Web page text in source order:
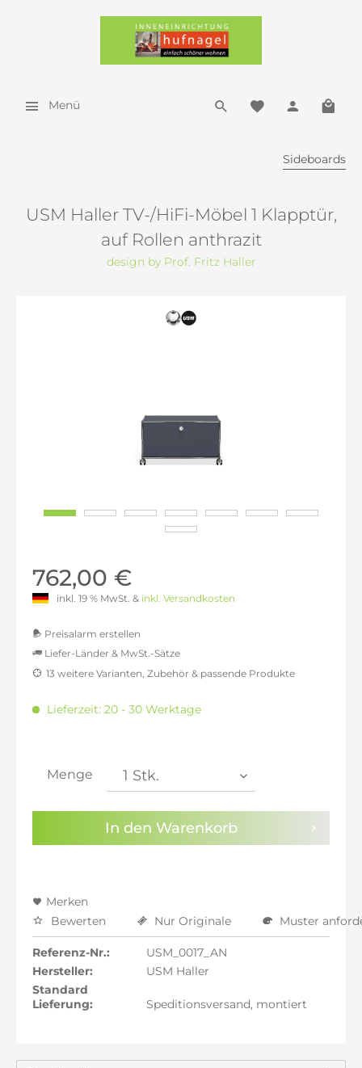
Menü
Sideboards
USM Haller TV-/HiFi-Möbel 1 Klapptür,
auf Rollen anthrazit
design by Prof. Fritz Haller
762,00 €
inkl. 19 % MwSt. & inkl. Versandkosten
Preisalarm erstellen
Sie haben dieDatenschutzbestimmungenzur
Kenntnis genommen.
Liefer-Länder & MwSt.-Sätze
inkl. 16% MwSt.: 742,79 €
inkl. 21% MwSt.: 774,81 €
inkl. 22% MwSt.: 781,21 €
13 weitere Varianten, Zubehör & passende Produkte
Lieferzeit: 20 - 30 Werktage
Menge
In den Warenkorb
Merken
Bewerten
Nur Originale Muster
Referenz-Nr.:
USM_0017_AN
Hersteller:
USM Haller
Standard
Lieferung:
Speditionsversand, montiert